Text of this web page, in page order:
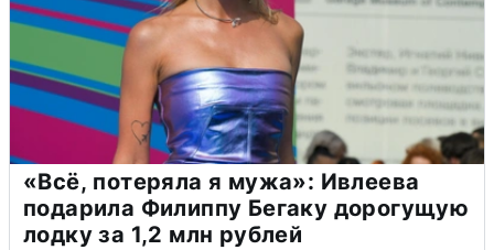
«Всё, потеряла я мужа»: Ивлеева
подарила Филиппу Бегаку дорогущую
лодку за 1,2 млн рублей